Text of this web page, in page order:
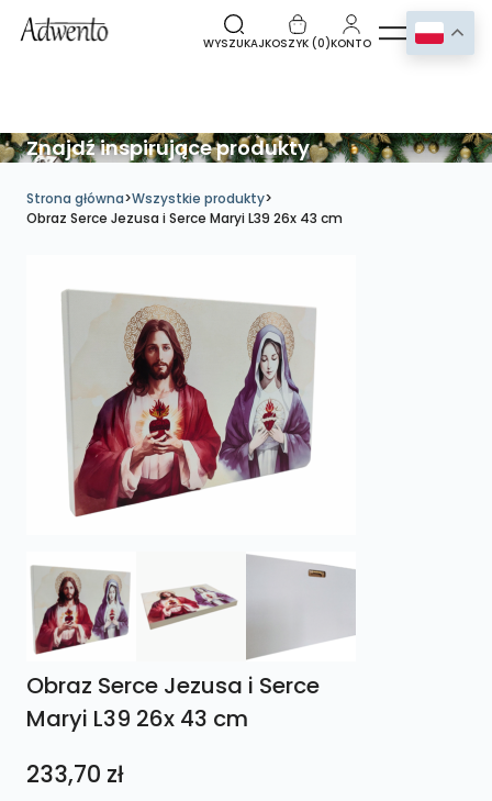
WYSZUKAJKOSZYK (0)KONTO
Znajdź inspirujące produkty
Strona główna>Wszystkie produkty>
Obraz Serce Jezusa i Serce Maryi L39 26x 43 cm
Obraz Serce Jezusa i Serce
Maryi L39 26x 43 cm
233,70 zł